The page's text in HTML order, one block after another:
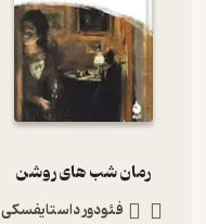
رمان شب های روشن
فئودور داستایفسکی